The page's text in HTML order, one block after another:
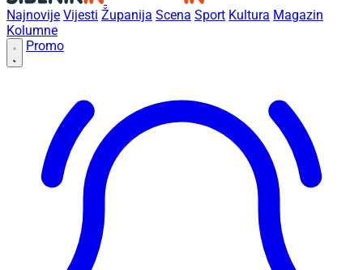
Najnovije Vijesti Županija Scena Sport Kultura Magazin
Kolumne
Promo